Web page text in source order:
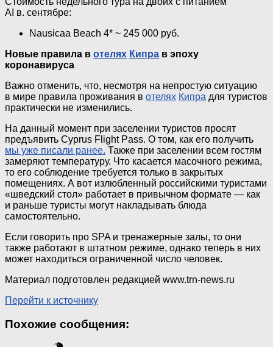
AI в. сентябре:
Nausicaa Beach 4* ~ 245 000 руб.
Новые правила в отелях Кипра в эпоху
коронавируса
Важно отменить, что, несмотря на непростую ситуацию
в мире правила проживания в отелях Кипра для туристов
практически не изменились.
На данный момент при заселении туристов просят
предъявить Cyprus Flight Pass. О том, как его получить
мы уже писали ранее. Также при заселении всем гостям
замеряют температуру. Что касается масочного режима,
то его соблюдение требуется только в закрытых
помещениях. А вот излюбленный российскими туристами
«шведский стол» работает в привычном формате — как
и раньше туристы могут накладывать блюда
самостоятельно.
Если говорить про SPA и тренажерные залы, то они
также работают в штатном режиме, однако теперь в них
может находиться ограниченной число человек.
Материал подготовлен редакцией www.trn-news.ru
Перейти к источнику
Похожие сообщения: